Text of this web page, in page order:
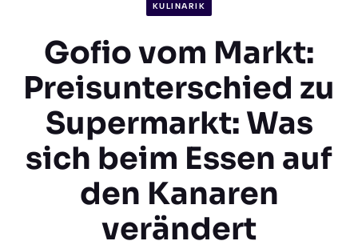
KULINARIK
Gofio vom Markt:
Preisunterschied zu
Supermarkt: Was
sich beim Essen auf
den Kanaren
verändert